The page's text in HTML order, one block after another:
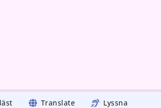
Translate Lyssna